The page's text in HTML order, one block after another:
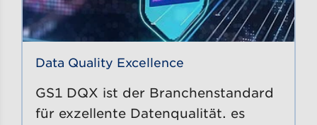
Data Quality Excellence
GS1 DQX ist der Branchenstandard
für exzellente Datenqualität. es